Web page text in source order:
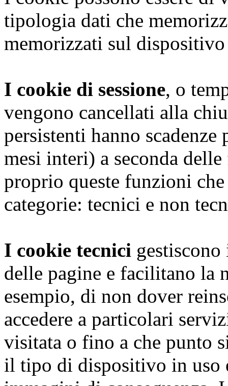
tipologia dati che
memorizzati sul
I cookie di sessione, o
vengono cancellati alla
persistenti hanno
mesi interi) a seconda
proprio queste funzioni
categorie: tecnici e non
I cookie tecnici gestiscono
delle pagine e facilitano la
esempio, di non dover
accedere a particolari
visitata o fino a che punto
il tipo di dispositivo in uso